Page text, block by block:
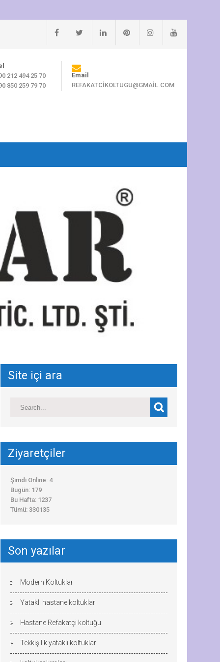
212 494 25 70
850 259 79 70
Email
REFAKATCIKOLTUGU@GMAIL.COM
Site içi ara
Ziyaretçiler
Şimdi Online: 4
Bugün: 179
Bu Hafta: 1237
Tümü: 330135
Son yazılar
Modern Koltuklar
Yataklı hastane koltukları
Hastane Refakatçi koltuğu
Tekkişilik yataklı koltuklar